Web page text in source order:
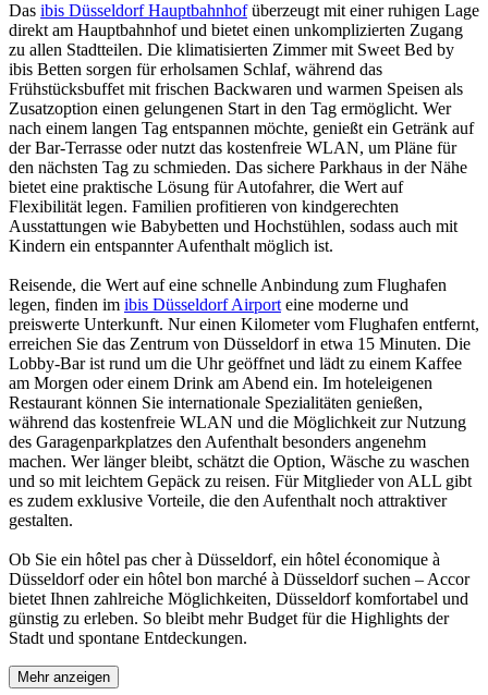
Das ibis Düsseldorf Hauptbahnhofüberzeugt mit einer ruhigen Lage
direkt am Hauptbahnhof und bietet einen unkomplizierten Zugang
zu allen Stadtteilen. Die klimatisierten Zimmer mit Sweet Bed by
ibis Betten sorgen für erholsamen Schlaf, während das
Frühstücksbuffet mit frischen Backwaren und warmen Speisen als
Zusatzoption einen gelungenen Start in den Tag ermöglicht. Wer
nach einem langen Tag entspannen möchte, genießt ein Getränk auf
der Bar-Terrasse oder nutzt das kostenfreie WLAN, um Pläne für
den nächsten Tag zu schmieden. Das sichere Parkhaus in der Nähe
bietet eine praktische Lösung für Autofahrer, die Wert auf
Flexibilität legen. Familien profitieren von kindgerechten
Ausstattungen wie Babybetten und Hochstühlen, sodass auch mit
Kindern ein entspannter Aufenthalt möglich ist.
Reisende, die Wert auf eine schnelle Anbindung zum Flughafen
legen, finden im ibis Düsseldorf Airport eine moderne und
preiswerte Unterkunft. Nur einen Kilometer vom Flughafen entfernt,
erreichen Sie das Zentrum von Düsseldorf in etwa 15 Minuten. Die
Lobby-Bar ist rund um die Uhr geöffnet und lädt zu einem Kaffee
am Morgen oder einem Drink am Abend ein. Im hoteleigenen
Restaurant können Sie internationale Spezialitäten genießen,
während das kostenfreie WLAN und die Möglichkeit zur Nutzung
des Garagenparkplatzes den Aufenthalt besonders angenehm
machen. Wer länger bleibt, schätzt die Option, Wäsche zu waschen
und so mit leichtem Gepäck zu reisen. Für Mitglieder von ALL gibt
es zudem exklusive Vorteile, die den Aufenthalt noch attraktiver
gestalten.
Ob Sie ein hôtel pas cher à Düsseldorf, ein hôtel économique à
Düsseldorf oder ein hôtel bon marché à Düsseldorf suchen – Accor
bietet Ihnen zahlreiche Möglichkeiten, Düsseldorf komfortabel und
günstig zu erleben. So bleibt mehr Budget für die Highlights der
Stadt und spontane Entdeckungen.
Mehr anzeigen